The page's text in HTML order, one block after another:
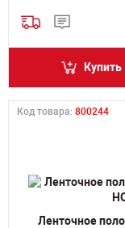
Купить
Код товара: 800244
Ленточное